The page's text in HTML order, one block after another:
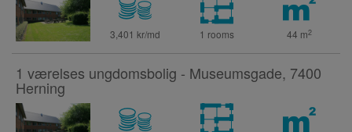
3,401 kr/md 1 rooms 44 m2
1 værelses ungdomsbolig - Museumsgade, 7400
Herning